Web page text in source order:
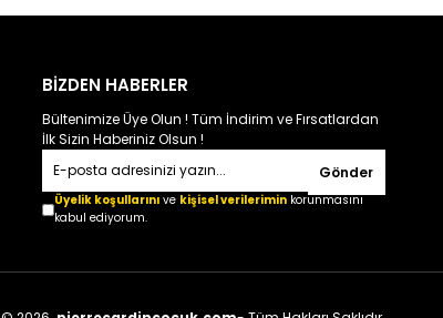
BİZDEN HABERLER
Bültenimize Üye Olun ! Tüm İndirim ve Fırsatlardan
İlk Sizin Haberiniz Olsun !
Gönder
Üyelik koşullarınıve kişisel verileriminkorunmasını
kabul ediyorum.